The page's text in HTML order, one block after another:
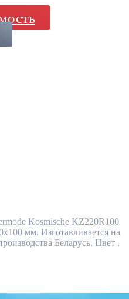
Kosmische KZ220R100
мм. Изготавливается на
Беларусь. Цвет .